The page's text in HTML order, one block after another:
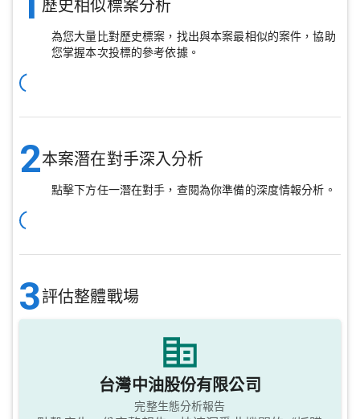
歷史相似標案分析
為您大量比對歷史標案，找出與本案最相似的案件，協助
您掌握本次投標的參考依據。
2本案潛在對手深入分析
點擊下方任一潛在對手，查閱為你準備的深度情報分析。
3評估整體戰場
台灣中油股份有限公司
完整生態分析報告